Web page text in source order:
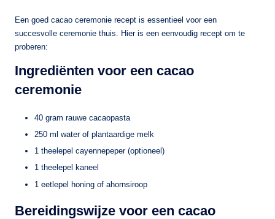
Een goed cacao ceremonie recept is essentieel voor een
succesvolle ceremonie thuis. Hier is een eenvoudig recept om te
proberen:
Ingrediënten voor een cacao
ceremonie
40 gram rauwe cacaopasta
250 ml water of plantaardige melk
1 theelepel cayennepeper (optioneel)
1 theelepel kaneel
1 eetlepel honing of ahornsiroop
Bereidingswijze voor een cacao